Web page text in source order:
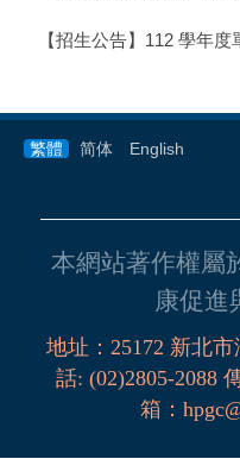
【招生公告】112 學年
繁體 简体 English
本網站著作權屬
康促進
地址： 25172 新北
話: (02)2805-2088
箱 ：